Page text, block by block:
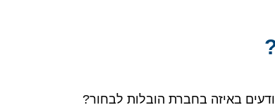
באיזה בחברת הובלות לבחור?